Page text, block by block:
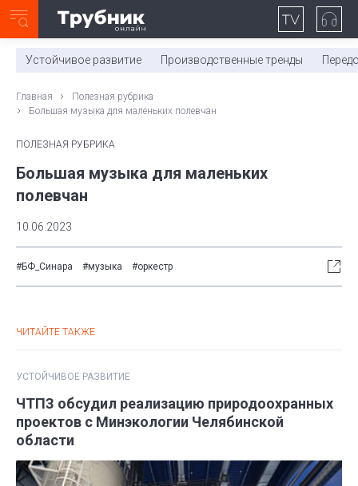
0:00/ 11:03
Устойчивое развитие Производственные тренды
Главная
Полезная рубрика
Большая музыка для маленьких полевчан
ПОЛЕЗНАЯ РУБРИКА
Большая музыка для маленьких
полевчан
10.06.2023
#БФ_Синара #музыка #оркестр
ЧИТАЙТЕ ТАКЖЕ
УСТОЙЧИВОЕ РАЗВИТИЕ
ЧТПЗ обсудил реализацию природоохранных
проектов с Минэкологии Челябинской
области